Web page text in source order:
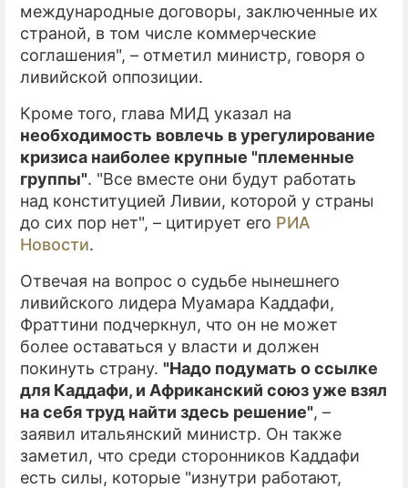
международные договоры, заключенные их
страной, в том числе коммерческие
соглашения", – отметил министр, говоря о
ливийской оппозиции.
Кроме того, глава МИД указал на
необходимость вовлечь в урегулирование
кризиса наиболее крупные "племенные
группы". "Все вместе они будут работать
над конституцией Ливии, которой у страны
до сих пор нет", – цитирует его РИА
Новости.
Отвечая на вопрос о судьбе нынешнего
ливийского лидера Муамара Каддафи,
Фраттини подчеркнул, что он не может
более оставаться у власти и должен
покинуть страну. "Надо подумать о ссылке
для Каддафи, и Африканский союз уже взял
на себя труд найти здесь решение", –
заявил итальянский министр. Он также
заметил, что среди сторонников Каддафи
есть силы, которые "изнутри работают,